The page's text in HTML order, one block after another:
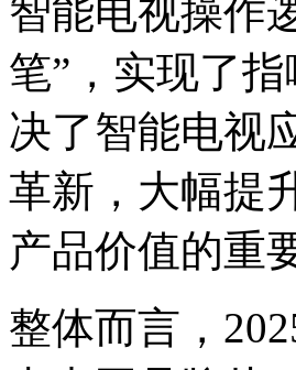
智能电视操作
笔”，实现了
决了智能电视
革新，大幅提
产品价值的重
整体而言，